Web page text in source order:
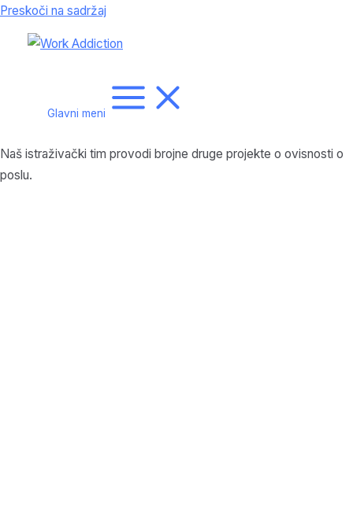
Preskoči na sadržaj
Glavni meni
Naš istraživački tim provodi brojne druge projekte o ovisnosti o
poslu.